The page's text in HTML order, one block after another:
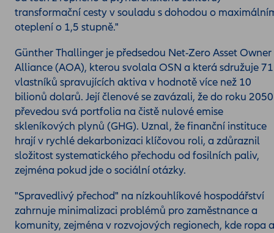
transformační cesty v souladu s dohodou o
oteplení o 1,5 stupně."
Günther Thallinger je předsedou Net-Zero Asset Owner
Alliance (AOA), kterou svolala OSN a která sdružuje 71
vlastníků spravujících aktiva v hodnotě více než 10
bilionů dolarů. Její členové se zavázali, že do roku 2050
převedou svá portfolia na čistě nulové emise
skleníkových plynů (GHG). Uznal, že finanční instituce
hrají v rychlé dekarbonizaci klíčovou roli, a zdůraznil
složitost systematického přechodu od fosilních paliv,
zejména pokud jde o sociální otázky.
"Spravedlivý přechod" na nízkouhlíkové hospodářství
zahrnuje minimalizaci problémů pro zaměstnance a
komunity, zejména v rozvojových regionech, kde ropa a